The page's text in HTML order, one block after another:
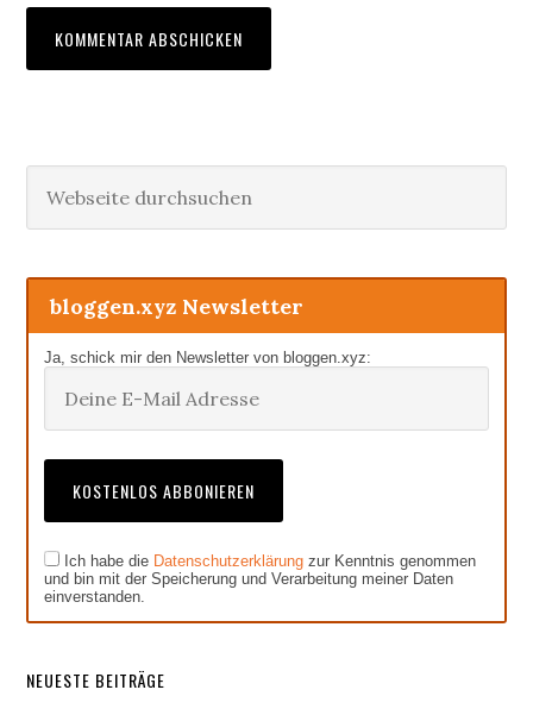
Haupt-
Sidebar
durchsuchen
bloggen.xyz Newsletter
Ja, schick mir den Newsletter von bloggen.xyz:
Ich habe die Datenschutzerklärung zur Kenntnis genommen
und bin mit der Speicherung und Verarbeitung meiner Daten
einverstanden.
NEUESTE BEITRÄGE